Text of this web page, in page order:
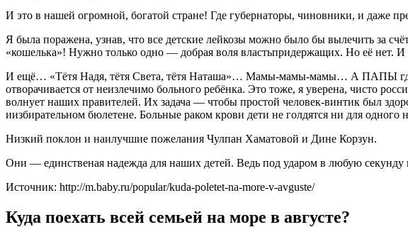
И это в нашей огромной, богатой стране! Где губернаторы, чиновники, и даже
Я была поражена, узнав, что все детские лейкозы можно было бы вылечить за
«кошелька»! Нужно только одно — добрая воля властьпридержащих. Но её нет.
И ещё… «Тётя Надя, тётя Света, тётя Наташа»… Мамы-мамы-мамы… А ПАПЫ где
отворачивается от неизлечимо больного ребёнка. Это тоже, я уверена, чисто
волнует наших правителей. Их задача — чтобы простой человек-винтик был
иизбирательном бюлетене. Больные раком крови дети не голдятся ни для одного
Низкий поклон и наилучшие пожелания Чулпан Хаматовой и Дине Корзун.
Они — единственая надежда для наших детей. Ведь под ударом в любую секунду
Источник: http://m.baby.ru/popular/kuda-poletet-na-more-v-avguste/
Куда поехать всей семьей на море в августе?